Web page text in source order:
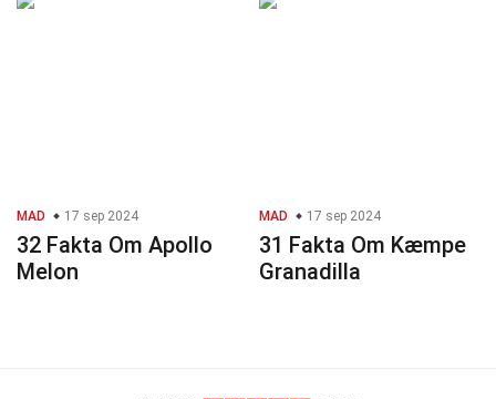
MAD 17 sep 2024
32 Fakta Om Apollo
Melon
MAD 17 sep 2024
31 Fakta Om Kæmpe
Granadilla